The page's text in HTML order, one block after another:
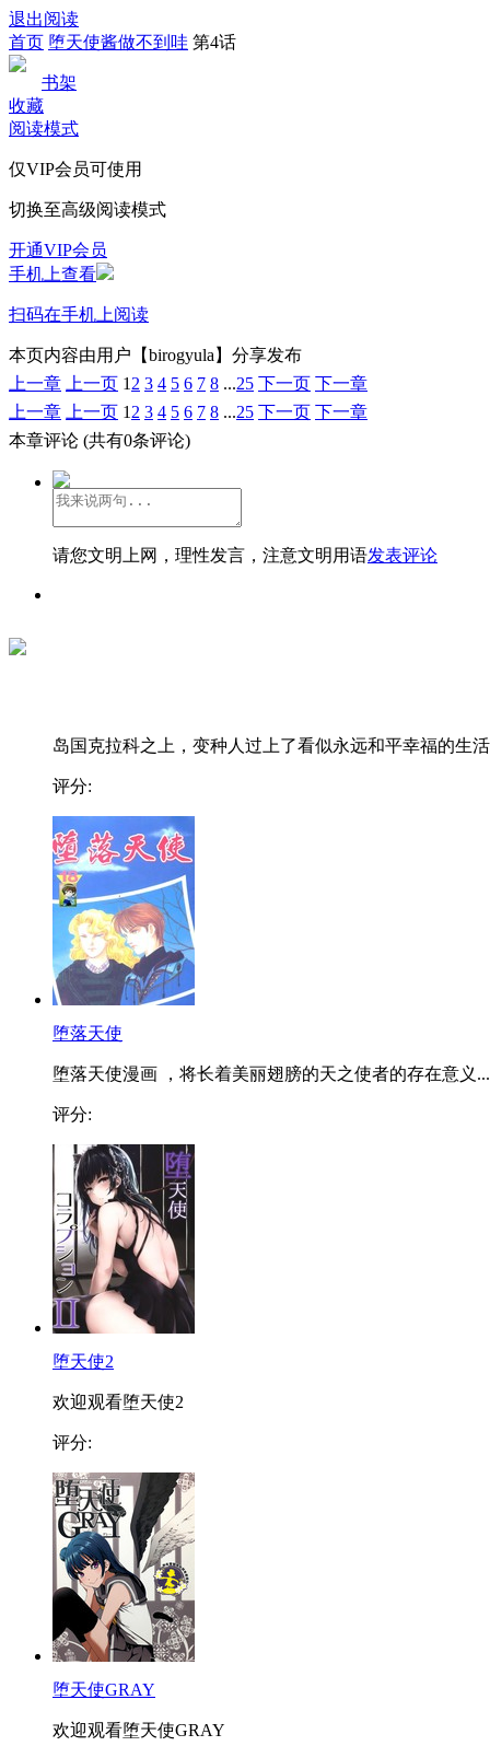
退出阅读
首页 堕天使酱做不到哇 第4话
书架
收藏
阅读模式
仅VIP会员可使用
切换至高级阅读模式
开通VIP会员
手机上查看
扫码在手机上阅读
本页内容由用户【birogyula】分享发布
上一章
上一页 1 2 3 4 5 6 7 8 ...25 下一页 下一章
上一章
上一页 1 2 3 4 5 6 7 8 ...25 下一页 下一章
本章评论 (共有0条评论)
请您文明上网，理性发言，注意文明用语发表评论
岛国克拉科之上，变种人过上了看似永远和平幸福的生
评分:
堕落天使
堕落天使漫画 ，将长着美丽翅膀的天之使者的存在意义...
评分:
堕天使2
欢迎观看堕天使2
评分:
堕天使GRAY
欢迎观看堕天使GRAY